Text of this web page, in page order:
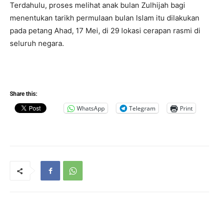
Terdahulu, proses melihat anak bulan Zulhijah bagi
menentukan tarikh permulaan bulan Islam itu dilakukan
pada petang Ahad, 17 Mei, di 29 lokasi cerapan rasmi di
seluruh negara.
Share this:
WhatsApp Telegram Print